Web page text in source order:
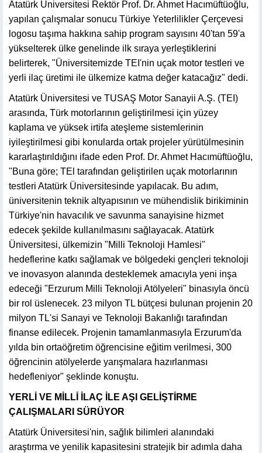
Atatürk Üniversitesi Rektör Prof. Dr. Ahmet Hacımüftüoğlu,
yapılan çalışmalar sonucu Türkiye Yeterlilikler Çerçevesi
logosu taşıma hakkına sahip program sayısını 40'tan 59'a
yükselterek ülke genelinde ilk sıraya yerleştiklerini
belirterek, "Üniversitemizde TEI'nin uçak motor testleri ve
yerli ilaç üretimi ile ülkemize katma değer katacağız" dedi.
Atatürk Üniversitesi ve TUSAŞ Motor Sanayii A.Ş. (TEI)
arasında, Türk motorlarının geliştirilmesi için yüzey
kaplama ve yüksek irtifa ateşleme sistemlerinin
iyileştirilmesi gibi konularda ortak projeler yürütülmesinin
kararlaştırıldığını ifade eden Prof. Dr. Ahmet Hacımüftüoğlu,
"Buna göre; TEl tarafından geliştirilen uçak motorlarının
testleri Atatürk Üniversitesinde yapılacak. Bu adım,
üniversitenin teknik altyapısının ve mühendislik birikiminin
Türkiye'nin havacılık ve savunma sanayisine hizmet
edecek şekilde kullanılmasını sağlayacak. Atatürk
Üniversitesi, ülkemizin "Milli Teknoloji Hamlesi"
hedeflerine katkı sağlamak ve bölgedeki gençleri teknoloji
ve inovasyon alanında desteklemek amacıyla yeni inşa
edeceği "Erzurum Milli Teknoloji Atölyeleri" binasıyla öncü
bir rol üslenecek. 23 milyon TL bütçesi bulunan projenin 20
milyon TL'si Sanayi ve Teknoloji Bakanlığı tarafından
finanse edilecek. Projenin tamamlanmasıyla Erzurum'da
yılda bin ortaöğretim öğrencisine eğitim verilmesi, 300
öğrencinin atölyelerde yarışmalara hazırlanması
hedefleniyor" şeklinde konuştu.
YERLİ VE MİLLİ İLAÇ İLE AŞI GELİŞTİRME
ÇALIŞMALARI SÜRÜYOR
Atatürk Üniversitesi'nin, sağlık bilimleri alanındaki
araştırma ve yenilik kapasitesini stratejik bir adımla daha